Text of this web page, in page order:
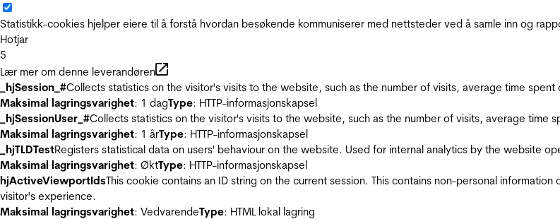
Statistikk-cookies hjelper eiere til å forstå hvordan besøkende kommuniserer med nettsteder ved å samle inn og
Hotjar
5
Lær mer om denne leverandøren
_hjSession_#Collects statistics on the visitor's visits to the website, such as the number of visits, average time
Maksimal lagringsvarighet: 1 dagType: HTTP-informasjonskapsel
_hjSessionUser_#Collects statistics on the visitor's visits to the website, such as the number of visits, average time
Maksimal lagringsvarighet: 1 årType: HTTP-informasjonskapsel
_hjTLDTestRegisters statistical data on users' behaviour on the website. Used for internal analytics by the website
Maksimal lagringsvarighet: ØktType: HTTP-informasjonskapsel
hjActiveViewportIdsThis cookie contains an ID string on the current session. This contains non-personal
visitor's experience.
Maksimal lagringsvarighet: VedvarendeType: HTML lokal lagring